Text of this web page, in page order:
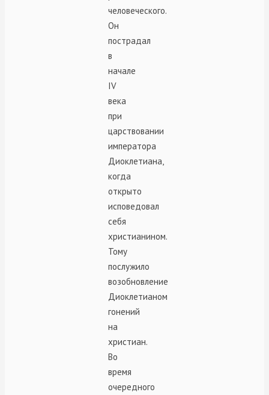
человеческого.
Он
пострадал
в
начале
IV
века
при
царствовании
императора
Диоклетиана,
когда
открыто
исповедовал
себя
христианином.
Тому
послужило
возобновление
Диоклетианом
гонений
на
христиан.
Во
время
очередного